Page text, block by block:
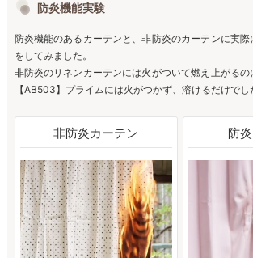
防炎機能実験
防炎機能のあるカーテンと、非防炎のカーテンに実
をしてみました。
非防炎のリネンカーテンには火がついて燃え上がる
【AB503】プライムには火がつかず、溶けるだけでし
非防炎カーテン 防